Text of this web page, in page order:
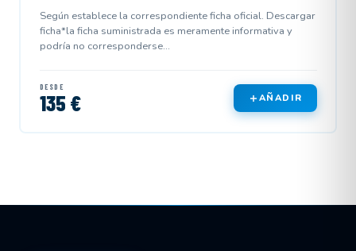
Según establece la correspondiente ficha oficial. Descargar
ficha*la ficha suministrada es meramente informativa y
podría no corresponderse...
DESDE
135 € AÑADIR